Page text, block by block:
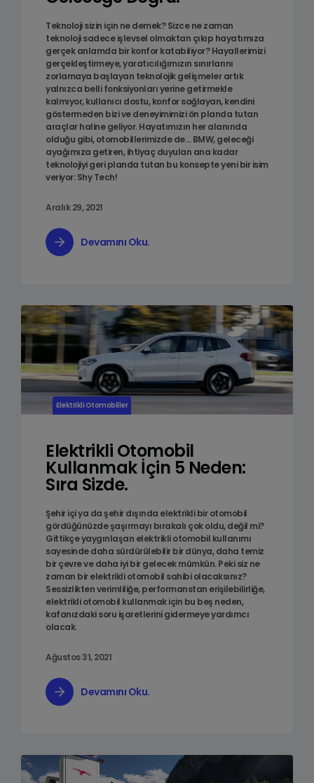
Teknoloji sizin için ne demek? Sizce ne zaman
teknoloji sadece işlevsel olmaktan çıkıp hayatımıza
gerçek anlamda bir konfor katabiliyor? Hayallerimizi
gerçekleştirmeye, yaratıcılığımızın sınırlarını
zorlamaya başlayan teknolojik gelişmeler artık
yalnızca belli fonksiyonları yerine getirmekle
kalmıyor, kullanıcı dostu, konfor sağlayan, kendini
göstermeden bizi ve deneyimimizi ön planda tutan
araçlar haline geliyor. Hayatımızın her alanında
olduğu gibi, otomobillerimizde de… BMW, geleceği
ayağımıza getiren, ihtiyaç duyulan ana kadar
teknolojiyi geri planda tutan bu konsepte yeni bir isim
veriyor: Shy Tech!
Aralık 29, 2021
Devamını Oku.
Elektrikli Otomobiller
Elektrikli Otomobil
Kullanmak İçin 5 Neden:
Sıra Sizde.
Şehir içi ya da şehir dışında elektrikli bir otomobil
gördüğünüzde şaşırmayı bırakalı çok oldu, değil mi?
Gittikçe yaygınlaşan elektrikli otomobil kullanımı
sayesinde daha sürdürülebilir bir dünya, daha temiz
bir çevre ve daha iyi bir gelecek mümkün. Peki siz ne
zaman bir elektrikli otomobil sahibi olacaksınız?
Sessizlikten verimliliğe, performanstan erişilebilirliğe,
elektrikli otomobil kullanmak için bu beş neden,
kafanızdaki soru işaretlerini gidermeye yardımcı
olacak.
Ağustos 31, 2021
Devamını Oku.